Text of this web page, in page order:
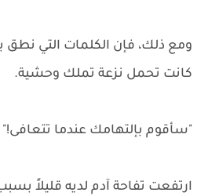
ومع ذلك، فإن الكلمات التي نطق
كانت تحمل نزعة تملك وحشية.
"سأقوم بإلتهامك عندما تتعافى!"
ارتفعت تفاحة آدم لديه قليلاً